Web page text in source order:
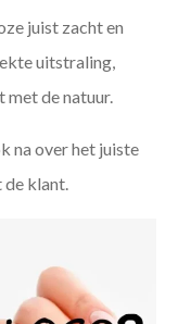
juist zacht en
uitstraling,
de natuur.
na over het juiste
de klant.